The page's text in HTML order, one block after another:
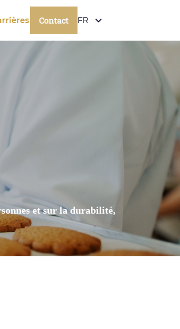
Contact FR
et sur la durabilité,